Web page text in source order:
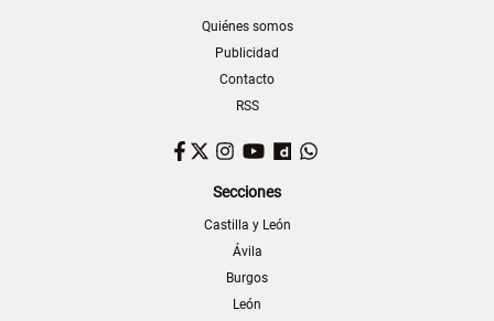
Quiénes somos
Publicidad
Contacto
RSS
Facebook
TwitterInstagram
YouTubeDailymotion
Secciones
Castilla y León
Ávila
Burgos
León